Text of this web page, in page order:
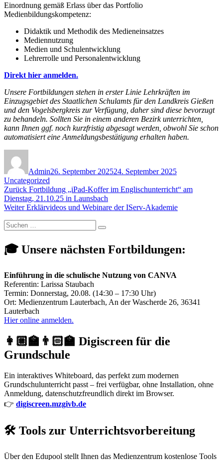
Einordnung gemäß Erlass über das Portfolio
Medienbildungskompetenz:
Didaktik und Methodik des Medieneinsatzes
Mediennutzung
Medien und Schulentwicklung
Lehrerrolle und Personalentwicklung
Direkt hier anmelden.
Unsere Fortbildungen stehen in erster Linie Lehrkräften im
Einzugsgebiet des Staatlichen Schulamts für den Landkreis Gießen
und den Vogelsbergkreis zur Verfügung, daher sind diese bevorzugt
zu behandeln. Sollten Sie in einem anderen Bezirk unterrichten,
kann Ihnen ggf. noch kurzfristig abgesagt werden, obwohl Sie schon
automatisiert eine Anmeldungsbestätigung erhalten haben.
Admin26. September 202524. September 2025
Uncategorized
Beitragsnavigation
Zurück Vorheriger
Beitrag:
Fortbildung „iPad-Koffer im Englischunterricht“ am
Dienstag, 21.10.25 in Launsbach
Weiter Nächster
Erklärvideos und Webinare der IServ-Akademie
Suchen
nach:
Suchen
🎓 Unsere nächsten Fortbildungen:
Einführung in die schulische Nutzung von CANVA
Referentin: Larissa Staubach
Termin: Donnerstag, 20.08. (14:30 – 17:30 Uhr)
Ort: Medienzentrum Lauterbach, An der Wascherde 26, 36341
Lauterbach
Hier online anmelden.
👩🏼‍🏫👨🏻‍🏫 Digiscreen für die
Grundschule
Ein interaktives Whiteboard, das perfekt zum modernen
Grundschulunterricht passt – frei verfügbar, ohne Installation, ohne
Anmeldung, datenschutzfreundlich direkt im Browser.
👉 digiscreen.mzgivb.de
🛠️ Tools zur Unterrichtsvorbereitung
Über den Edupool stellt Ihnen das Medienzentrum kostenlose Tools